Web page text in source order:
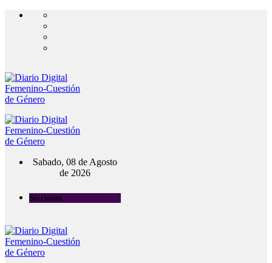
Sabado, 08 de Agosto
de 2026
Secciones